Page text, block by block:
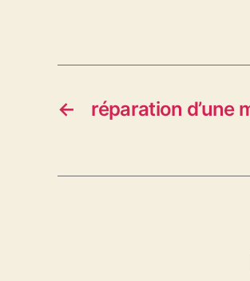
← réparation d’une